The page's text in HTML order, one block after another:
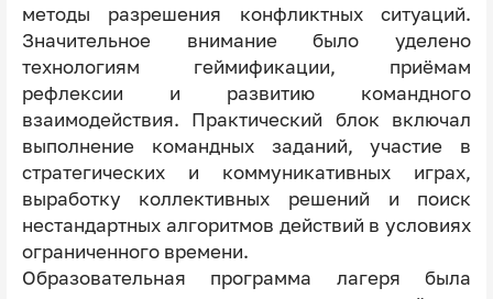
методы разрешения конфликтных ситуаций.
Значительное внимание было уделено
технологиям геймификации, приёмам
рефлексии и развитию командного
взаимодействия. Практический блок включал
выполнение командных заданий, участие в
стратегических и коммуникативных играх,
выработку коллективных решений и поиск
нестандартных алгоритмов действий в условиях
ограниченного времени.
Образовательная программа лагеря была